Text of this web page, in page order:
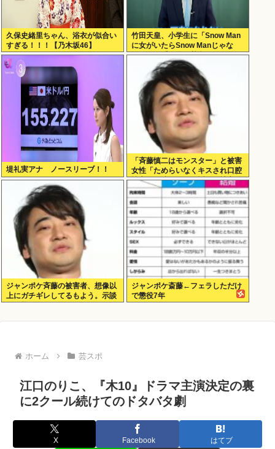
久保史緒里ちゃん、浴衣が似合い
すぎる！！！【乃木坂46】
竹田天皇、小学生に「Snow Man
に女がいたらSnow Manじゃな
い」で男系天皇を熱弁www
堤礼実アナ ノースリーブ！！
「斉藤慎二はモンスター」と被害
女性「ためらいなくキスされ口腔
性交…」涙ながらに訴えた被害後
の”深刻なPTSD”
ジャンポケ斉藤の被害者、想像以
上にガチギレしてるもよう。示談
ジャンポケ斎藤←フェラしただけ
で懲役7年
ホーム 芸スポ
江口のりこ、『木10』ドラマ主演決定の裏
に2クール続けてのドタバタ劇
X Facebook はてブ